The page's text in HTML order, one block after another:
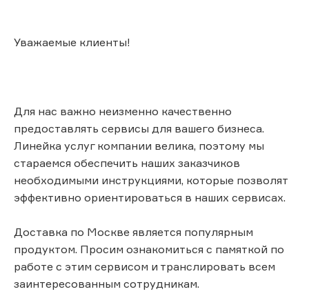
Уважаемые клиенты!
Для нас важно неизменно качественно
предоставлять сервисы для вашего бизнеса.
Линейка услуг компании велика, поэтому мы
стараемся обеспечить наших заказчиков
необходимыми инструкциями, которые позволят
эффективно ориентироваться в наших сервисах.
Доставка по Москве является популярным
продуктом. Просим ознакомиться с памяткой по
работе с этим сервисом и транслировать всем
заинтересованным сотрудникам.